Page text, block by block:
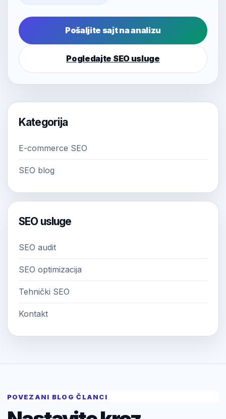
Pošaljite sajt na analizu
Pogledajte SEO usluge
Kategorija
E-commerce SEO
SEO blog
SEO usluge
SEO audit
SEO optimizacija
Tehnički SEO
Kontakt
POVEZANI BLOG ČLANCI